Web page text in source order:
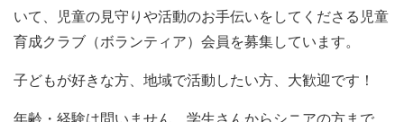
いて、児童の見守りや活動のお手伝いをしてくださる児童
育成クラブ（ボランティア）会員を募集しています。
子どもが好きな方、地域で活動したい方、大歓迎です！
年齢・経験は問いません。学生さんからシニアの方まで、